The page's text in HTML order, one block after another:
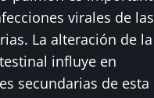
virales de las
La alteración de la
influye en
secundarias de esta